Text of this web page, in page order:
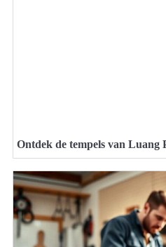
Ontdek de tempels van Luang